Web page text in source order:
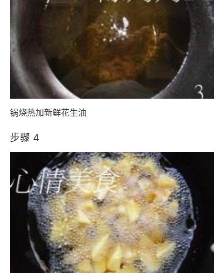
锅烧热加新鲜花生油
步骤 4